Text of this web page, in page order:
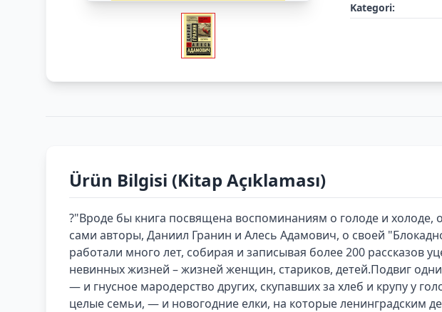
Kategori:
Ürün Bilgisi (Kitap Açıklaması)
?"Вроде бы книга посвящена воспоминаниям о голоде и холоде,
сами авторы, Даниил Гранин и Алесь Адамович, о своей
работали много лет, собирая и записывая более 200 рассказов
невинных жизней – жизней женщин, стариков, детей.Подвиг
— и гнусное мародерство других, скупавших за хлеб и крупу у
целые семьи, — и новогодние елки, на которые ленинградским